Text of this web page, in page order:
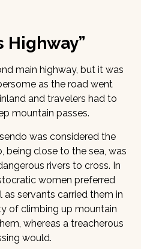
Highway”
main highway, but it was
as the road went
and travelers had to
mountain passes.
was considered the
being close to the sea, was
rivers to cross. In
women preferred
servants carried them in
of climbing up mountain
whereas a treacherous
would.